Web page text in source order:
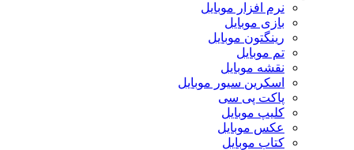
نرم افزار موبایل
بازی موبایل
رینگتون موبایل
تم موبایل
نقشه موبایل
اسکرین سیور موبایل
پاکت پی سی
کلیپ موبایل
عکس موبایل
کتاب موبایل